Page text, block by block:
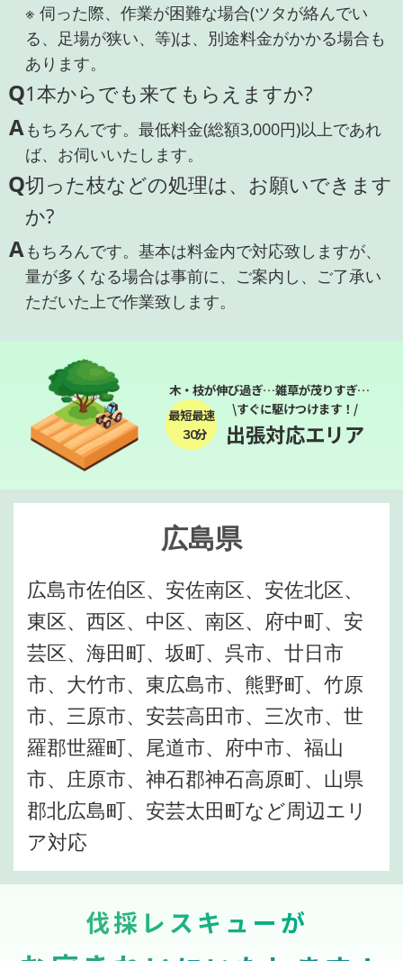
※ 伺った際、作業が困難な場合(ツタが絡んでい
る、足場が狭い、等)は、別途料金がかかる場合も
あります。
Q1本からでも来てもらえますか?
Aもちろんです。最低料金(総額3,000円)以上であれ
ば、お伺いいたします。
Q切った枝などの処理は、お願いできます
か?
Aもちろんです。基本は料金内で対応致しますが、
量が多くなる場合は事前に、ご案内し、ご了承い
ただいた上で作業致します。
木・枝が伸び過ぎ…雑草が茂りすぎ…
最短最速
３０分
\すぐに駆けつけます！/
出張対応エリア
広島県
広島市佐伯区、安佐南区、安佐北区、
東区、西区、中区、南区、府中町、安
芸区、海田町、坂町、呉市、廿日市
市、大竹市、東広島市、熊野町、竹原
市、三原市、安芸高田市、三次市、世
羅郡世羅町、尾道市、府中市、福山
市、庄原市、神石郡神石高原町、山県
郡北広島町、安芸太田町など周辺エリ
ア対応
伐採レスキューが